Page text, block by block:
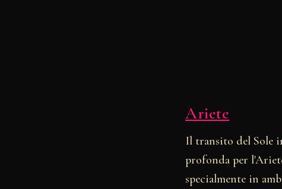
Ariete
Il transito del Sole
profonda per
specialmente in